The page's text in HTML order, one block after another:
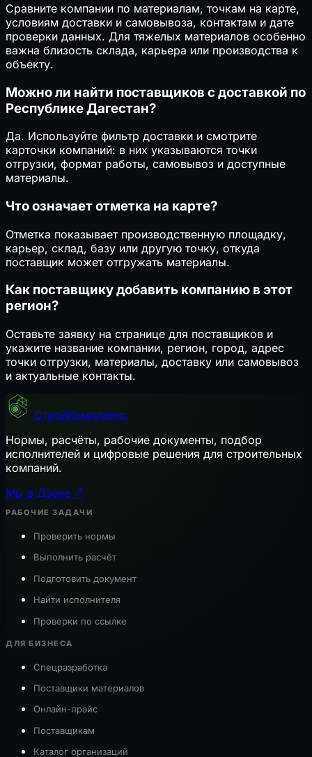
Сравните компании по материалам, точкам на карте,
условиям доставки и самовывоза, контактам и дате
проверки данных. Для тяжелых материалов особенно
важна близость склада, карьера или производства к
объекту.
Можно ли найти поставщиков с доставкой по
Республике Дагестан?
Да. Используйте фильтр доставки и смотрите
карточки компаний: в них указываются точки
отгрузки, формат работы, самовывоз и доступные
материалы.
Что означает отметка на карте?
Отметка показывает производственную площадку,
карьер, склад, базу или другую точку, откуда
поставщик может отгружать материалы.
Как поставщику добавить компанию в этот
регион?
Оставьте заявку на странице для поставщиков и
укажите название компании, регион, город, адрес
точки отгрузки, материалы, доставку или самовывоз
и актуальные контакты.
СтройКомплаенс
Нормы, расчёты, рабочие документы, подбор
исполнителей и цифровые решения для строительных
компаний.
Мы в Дзене ↗
РАБОЧИЕ ЗАДАЧИ
Проверить нормы
Выполнить расчёт
Подготовить документ
Найти исполнителя
Проверки по ссылке
ДЛЯ БИЗНЕСА
Спецразработка
Поставщики материалов
Онлайн-прайс
Поставщикам
Каталог организаций